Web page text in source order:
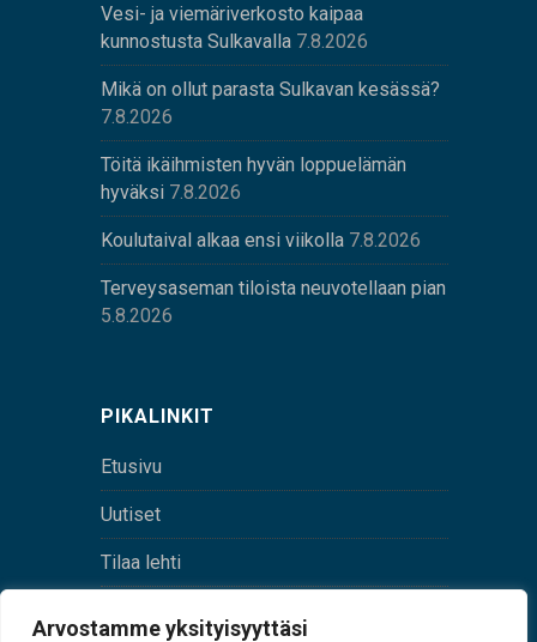
Arvostamme yksityisyyttäsi
Vesi- ja viemäriverkosto kaipaa
kunnostusta Sulkavalla 7.8.2026
Mikä on ollut parasta Sulkavan kesässä?
7.8.2026
Töitä ikäihmisten hyvän loppuelämän
hyväksi 7.8.2026
Koulutaival alkaa ensi viikolla 7.8.2026
Terveysaseman tiloista neuvotellaan pian
5.8.2026
PIKALINKIT
Etusivu
Uutiset
Tilaa lehti